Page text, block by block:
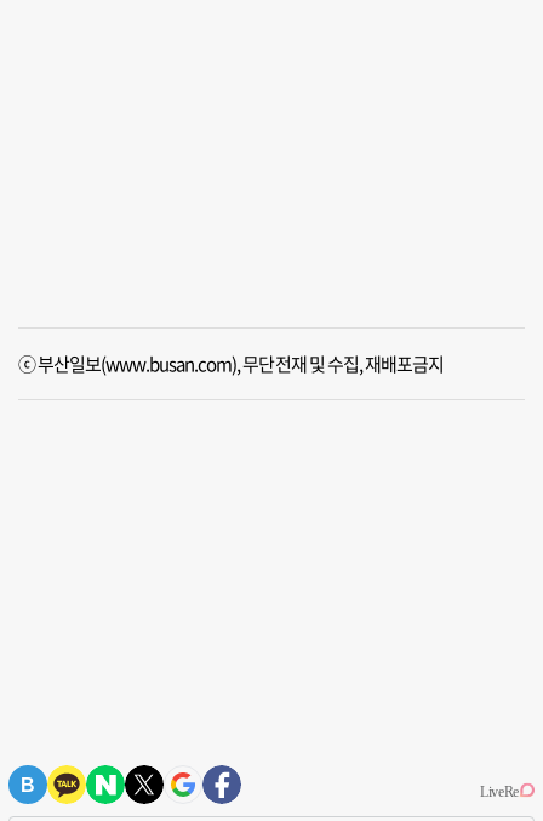
ⓒ 부산일보(www.busan.com), 무단전재 및 수집, 재배포금지